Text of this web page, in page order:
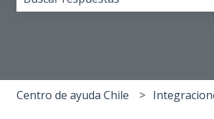
Centro de ayuda Chile